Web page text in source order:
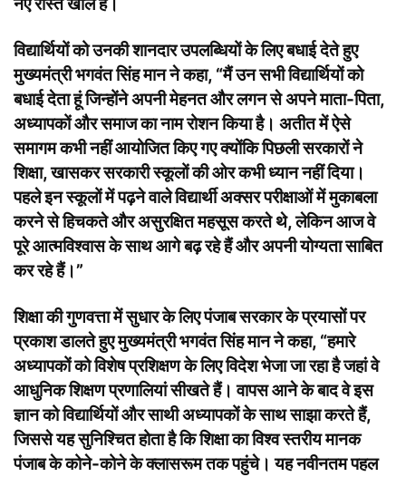
नए रास्ते खोले हैं।
विद्यार्थियों को उनकी शानदार उपलब्धियों के लिए बधाई देते हुए
मुख्यमंत्री भगवंत सिंह मान ने कहा, “मैं उन सभी विद्यार्थियों को
बधाई देता हूं जिन्होंने अपनी मेहनत और लगन से अपने माता-पिता,
अध्यापकों और समाज का नाम रोशन किया है। अतीत में ऐसे
समागम कभी नहीं आयोजित किए गए क्योंकि पिछली सरकारों ने
शिक्षा, खासकर सरकारी स्कूलों की ओर कभी ध्यान नहीं दिया।
पहले इन स्कूलों में पढ़ने वाले विद्यार्थी अक्सर परीक्षाओं में मुकाबला
करने से हिचकते और असुरक्षित महसूस करते थे, लेकिन आज वे
पूरे आत्मविश्वास के साथ आगे बढ़ रहे हैं और अपनी योग्यता साबित
कर रहे हैं।”
शिक्षा की गुणवत्ता में सुधार के लिए पंजाब सरकार के प्रयासों पर
प्रकाश डालते हुए मुख्यमंत्री भगवंत सिंह मान ने कहा, “हमारे
अध्यापकों को विशेष प्रशिक्षण के लिए विदेश भेजा जा रहा है जहां वे
आधुनिक शिक्षण प्रणालियां सीखते हैं। वापस आने के बाद वे इस
ज्ञान को विद्यार्थियों और साथी अध्यापकों के साथ साझा करते हैं,
जिससे यह सुनिश्चित होता है कि शिक्षा का विश्व स्तरीय मानक
पंजाब के कोने-कोने के क्लासरूम तक पहुंचे। यह नवीनतम पहल